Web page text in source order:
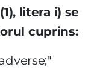
litera i) se
cuprins: